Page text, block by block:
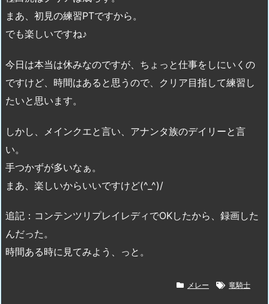
まあ、初見の練習PTですから。
でも楽しいですね♪
今日は本当は休みなのですが、ちょっと仕事をしにいくの
ですけど、時間はあると思うので、クリア目指して練習し
たいと思います。
しかし、メインクエと言い、アナンタ族のデイリーと言
い。
手つかずが多いなぁ。
まあ、楽しいからいいですけど(^_^)/
追記：コンテンツリプレイレディでOKしたから、録画した
んだった。
時間ある時に見てみよう、っと。
メレー 竜騎士